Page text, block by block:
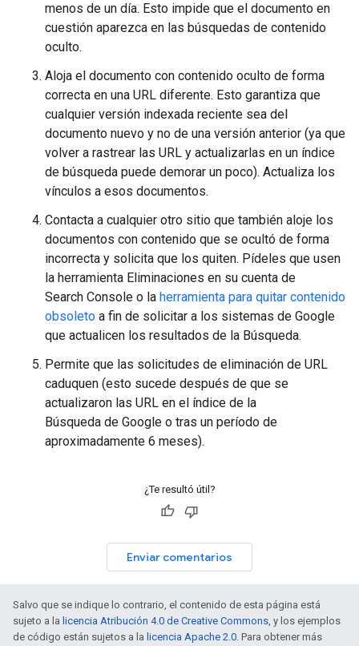
menos de un día. Esto impide que el documento en
cuestión aparezca en las búsquedas de contenido
oculto.
Aloja el documento con contenido oculto de forma
correcta en una URL diferente. Esto garantiza que
cualquier versión indexada reciente sea del
documento nuevo y no de una versión anterior (ya que
volver a rastrear las URL y actualizarlas en un índice
de búsqueda puede demorar un poco). Actualiza los
vínculos a esos documentos.
Contacta a cualquier otro sitio que también aloje los
documentos con contenido que se ocultó de forma
incorrecta y solicita que los quiten. Pídeles que usen
la herramienta Eliminaciones en su cuenta de
Search Console o la herramienta para quitar contenido
obsoleto a fin de solicitar a los sistemas de Google
que actualicen los resultados de la Búsqueda.
Permite que las solicitudes de eliminación de URL
caduquen (esto sucede después de que se
actualizaron las URL en el índice de la
Búsqueda de Google o tras un período de
aproximadamente 6 meses).
¿Te resultó útil?
Enviar comentarios
Salvo que se indique lo contrario, el contenido de esta página está
sujeto a la licencia Atribución 4.0 de Creative Commons, y los ejemplos
de código están sujetos a la licencia Apache 2.0. Para obtener más